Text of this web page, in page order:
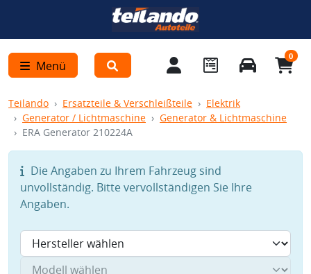
Menü
0
Teilando Ersatzteile & Verschleißteile
Elektrik
Generator / Lichtmaschine
Generator & Lichtmaschine
ERA Generator 210224A
Die Angaben zu Ihrem Fahrzeug sind
unvollständig. Bitte vervollständigen Sie Ihre
Angaben.